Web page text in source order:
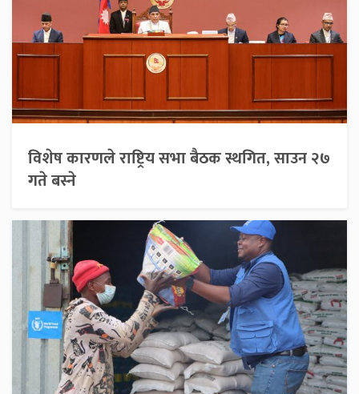
विशेष कारणले राष्ट्रिय सभा बैठक स्थगित, साउन २७
गते बस्ने